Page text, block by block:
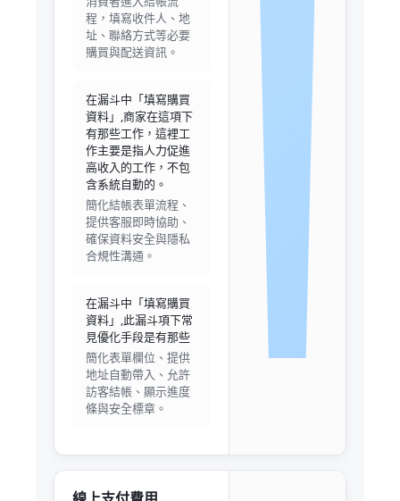
程，填寫收件人、地
址、聯絡方式等必要
購買與配送資訊。
在漏斗中「填寫購買
資料」,商家在這項下
有那些工作，這裡工
作主要是指人力促進
高收入的工作，不包
含系統自動的。
簡化結帳表單流程、
提供客服即時協助、
確保資料安全與隱私
合規性溝通。
在漏斗中「填寫購買
資料」,此漏斗項下常
見優化手段是有那些
簡化表單欄位、提供
地址自動帶入、允許
訪客結帳、顯示進度
條與安全標章。